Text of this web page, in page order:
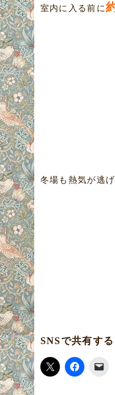
室内に入る前に
冬場も熱気が逃
SNSで共有する